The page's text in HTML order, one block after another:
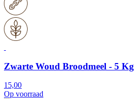
Zwarte Woud Broodmeel - 5 Kg
15,00
Op voorraad